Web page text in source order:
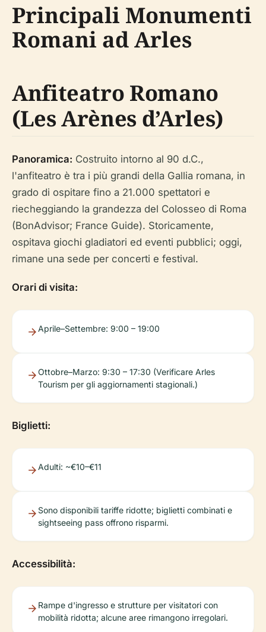
Principali Monumenti
Romani ad Arles
Anfiteatro Romano
(Les Arènes d’Arles)
Panoramica: Costruito intorno al 90 d.C.,
l'anfiteatro è tra i più grandi della Gallia romana, in
grado di ospitare fino a 21.000 spettatori e
riecheggiando la grandezza del Colosseo di Roma
(BonAdvisor; France Guide). Storicamente,
ospitava giochi gladiatori ed eventi pubblici; oggi,
rimane una sede per concerti e festival.
Orari di visita:
Aprile–Settembre: 9:00 – 19:00
Ottobre–Marzo: 9:30 – 17:30 (Verificare Arles
Tourism per gli aggiornamenti stagionali.)
Biglietti:
Adulti: ~€10–€11
Sono disponibili tariffe ridotte; biglietti combinati e
sightseeing pass offrono risparmi.
Accessibilità:
Rampe d'ingresso e strutture per visitatori con
mobilità ridotta; alcune aree rimangono irregolari.